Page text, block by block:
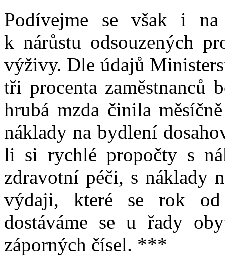
Podívejme se však i na
k nárůstu odsouzených
výživy. Dle údajů
tři procenta zaměstnanců
hrubá mzda činila
náklady na bydlení
li si rychlé propočty s
zdravotní péči, s náklady
výdaji, které se rok
dostáváme se u řady
záporných čísel. ***